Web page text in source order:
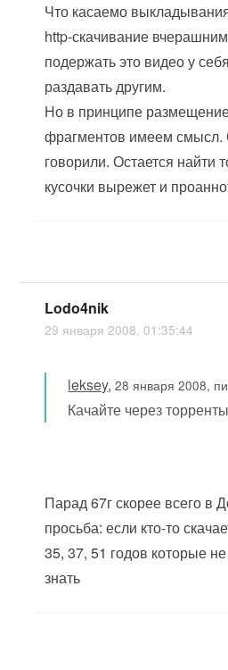
Что касаемо
http-скачивание
подержать это видео у
раздавать другим.
Но в принципе
фрагментов имеем смысл.
говорили. Остается найти
кусочки вырежет и
Lodo4nik
29 января 2008, 01:35:44
leksey,28 января 2008,
Качайте через
Парад 67г скорее всего в
просьба: если кто-то
35, 37, 51 годов которые
знать